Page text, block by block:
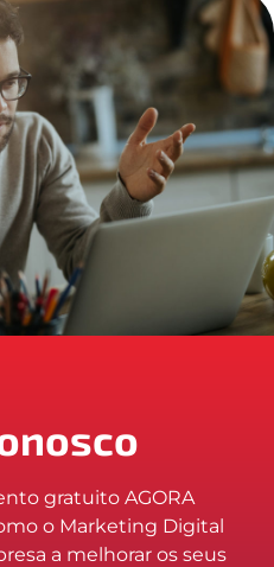
gratuito AGORA
o Marketing Digital
a melhorar os seus